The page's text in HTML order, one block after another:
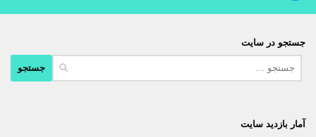
جستجو در سایت
آمار بازدید سایت